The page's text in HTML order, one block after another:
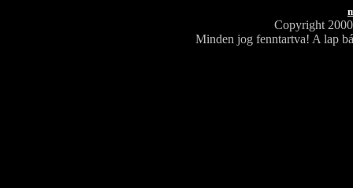
Copyright
Minden jog fenntartva! A lap